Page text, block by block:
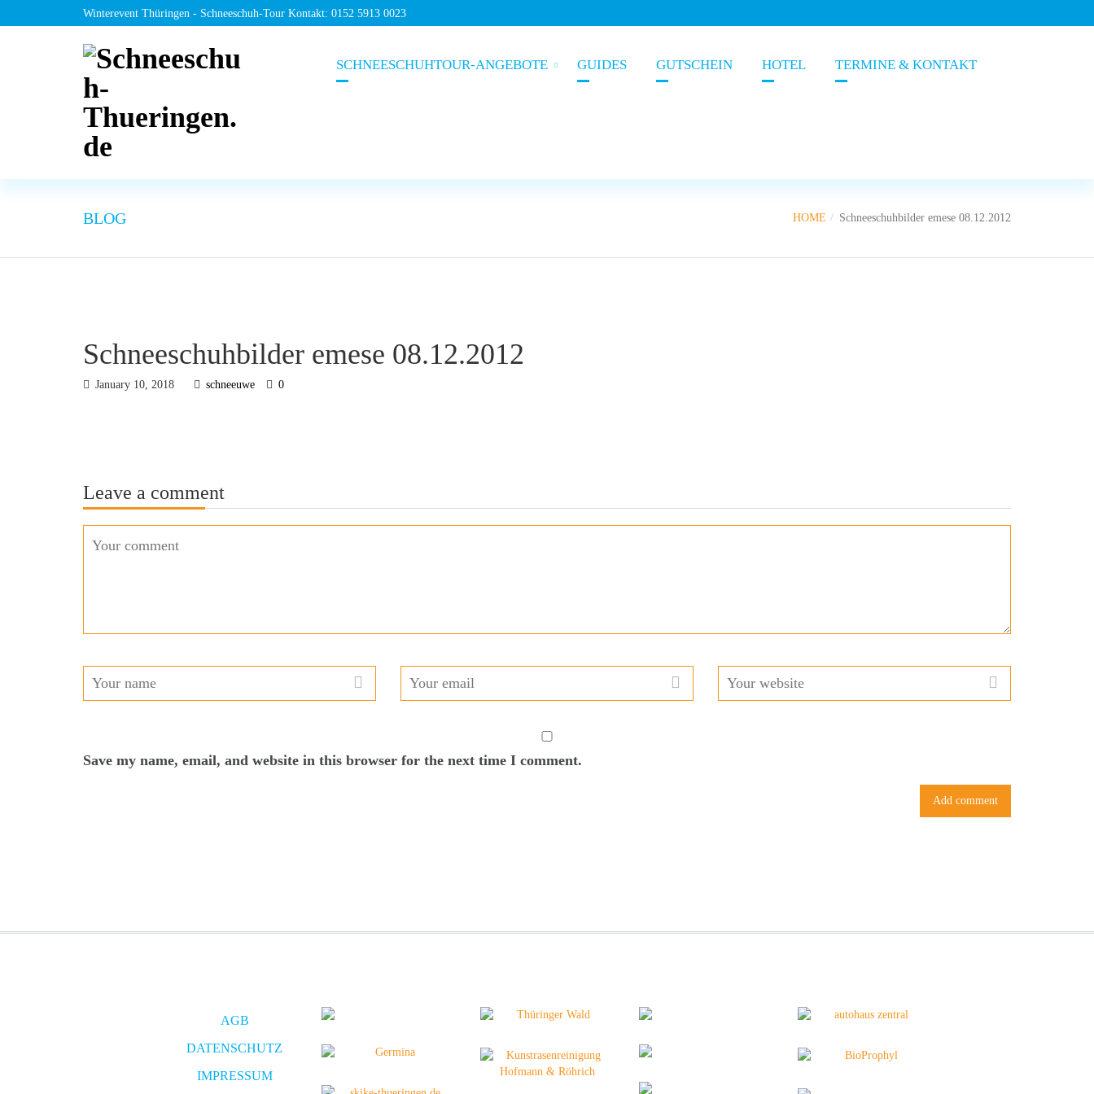
Winterevent Thüringen - Schneeschuh-Tour Kontakt: 0152 5913 0023
SCHNEESCHUHTOUR-ANGEBOTE GUIDES GUTSCHEIN HOTEL TERMINE & KONTAKT
BLOG HOME Schneeschuhbilder emese 08.12.2012
Schneeschuhbilder emese 08.12.2012
January 10, 2018 schneeuwe 0
Leave a comment
Save my name, email, and website in this browser for the next time I comment.
AGB
DATENSCHUTZ
IMPRESSUM